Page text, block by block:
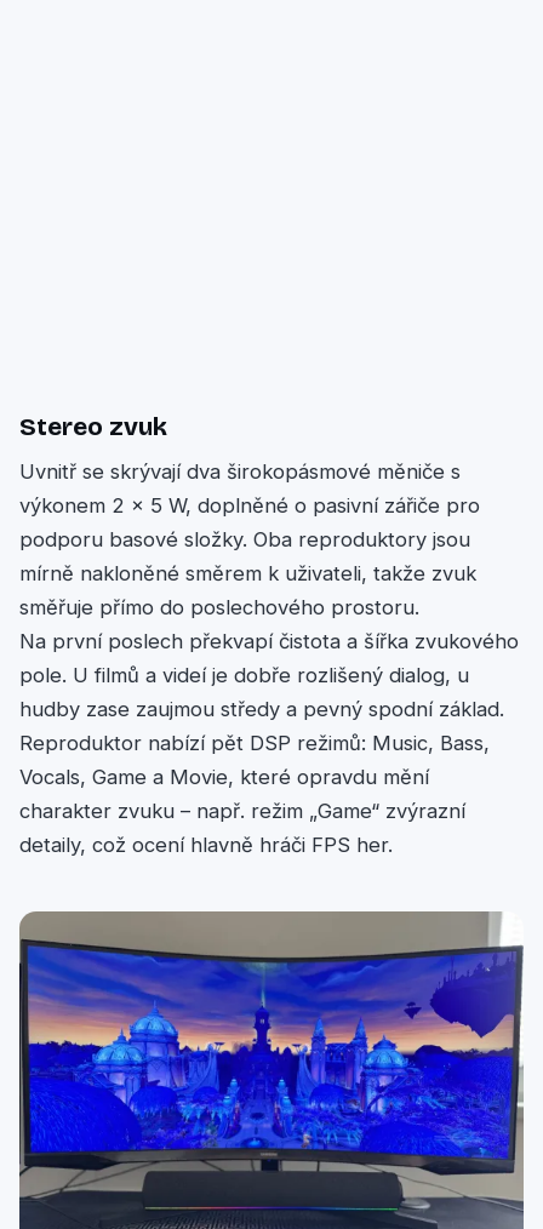
Stereo zvuk
Uvnitř se skrývají dva širokopásmové měniče s
výkonem 2 × 5 W, doplněné o pasivní zářiče pro
podporu basové složky. Oba reproduktory jsou
mírně nakloněné směrem k uživateli, takže zvuk
směřuje přímo do poslechového prostoru.
Na první poslech překvapí čistota a šířka zvukového
pole. U filmů a videí je dobře rozlišený dialog, u
hudby zase zaujmou středy a pevný spodní základ.
Reproduktor nabízí pět DSP režimů: Music, Bass,
Vocals, Game a Movie, které opravdu mění
charakter zvuku – např. režim „Game“ zvýrazní
detaily, což ocení hlavně hráči FPS her.